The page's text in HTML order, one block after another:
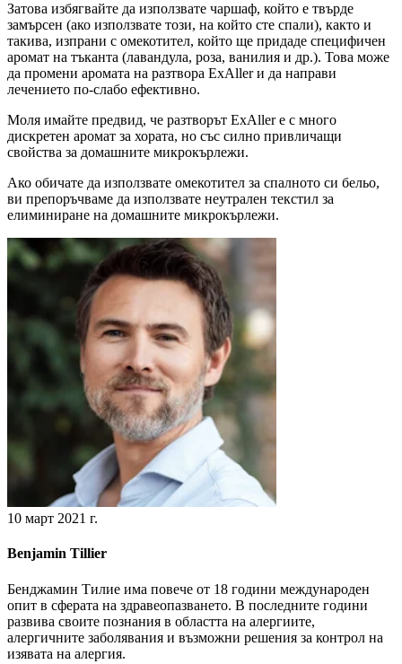
Затова избягвайте да използвате чаршаф, който е твърде
замърсен (ако използвате този, на който сте спали), както и
такива, изпрани с омекотител, който ще придаде специфичен
аромат на тъканта (лавандула, роза, ванилия и др.). Това може
да промени аромата на разтвора ExAller и да направи
лечението по-слабо ефективно.
Моля имайте предвид, че разтворът ExAller е с много
дискретен аромат за хората, но със силно привличащи
свойства за домашните микрокърлежи.
Ако обичате да използвате омекотител за спалното си бельо,
ви препоръчваме да използвате неутрален текстил за
елиминиране на домашните микрокърлежи.
10 март 2021 г.
Benjamin Tillier
Бенджамин Тилие има повече от 18 години международен
опит в сферата на здравеопазването. В последните години
развива своите познания в областта на алергиите,
алергичните заболявания и възможни решения за контрол на
изявата на алергия.